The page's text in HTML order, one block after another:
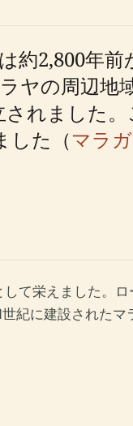
約2,800年前
ヤの周辺地
れました。
した（マラ
て栄えました。ロ
紀に建設されたマ